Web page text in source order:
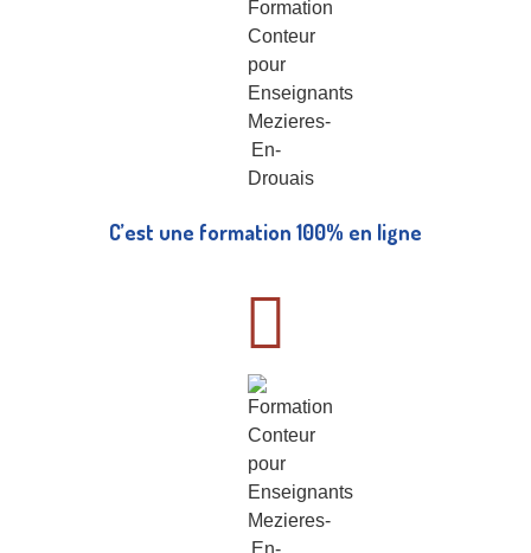
C’est une formation 100% en ligne